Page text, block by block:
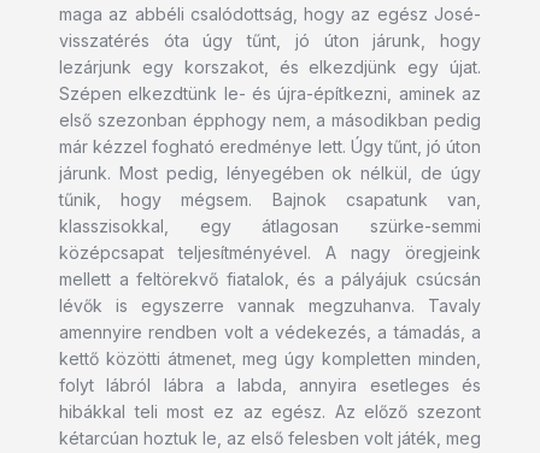
maga az abbéli csalódottság, hogy az egész José-
visszatérés óta úgy tűnt, jó úton járunk, hogy
lezárjunk egy korszakot, és elkezdjünk egy újat.
Szépen elkezdtünk le- és újra-építkezni, aminek az
első szezonban épphogy nem, a másodikban pedig
már kézzel fogható eredménye lett. Úgy tűnt, jó úton
járunk. Most pedig, lényegében ok nélkül, de úgy
tűnik, hogy mégsem. Bajnok csapatunk van,
klasszisokkal, egy átlagosan szürke-semmi
középcsapat teljesítményével. A nagy öregjeink
mellett a feltörekvő fiatalok, és a pályájuk csúcsán
lévők is egyszerre vannak megzuhanva. Tavaly
amennyire rendben volt a védekezés, a támadás, a
kettő közötti átmenet, meg úgy kompletten minden,
folyt lábról lábra a labda, annyira esetleges és
hibákkal teli most ez az egész. Az előző szezont
kétarcúan hoztuk le, az első felesben volt játék, meg